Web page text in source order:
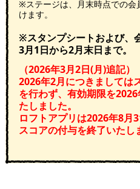
※ステージは、月末時点での会
けます。
※スタンプシートおよび、
3月1日から2月末日まで。
（2026年3月2日(月)追記）
2026年2月につきましては
を行わず、有効期限を
たしました。
ロフトアプリは2026年8月
スコアの付与を終了いたし